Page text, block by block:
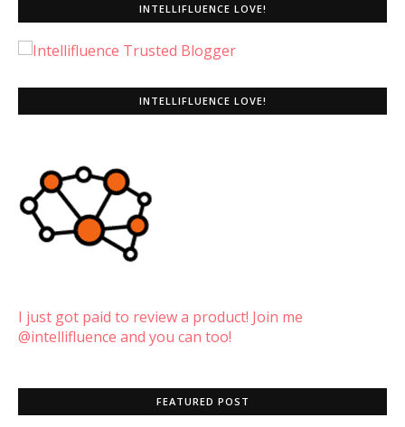
INTELLIFLUENCE LOVE!
INTELLIFLUENCE LOVE!
I just got paid to review a product! Join me
@intellifluence and you can too!
FEATURED POST